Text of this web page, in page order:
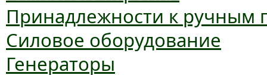
Принадлежности к ручным
Силовое оборудование
Генераторы